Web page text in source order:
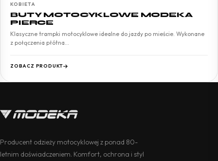
KOBIETA
BUTY MOTOCYKLOWE MODEKA
PIERCE
Klasyczne trampki motocyklowe idealne do jazdy po mieście. Wykonane
z połączenia płótna…
ZOBACZ PRODUKT
Producent odzieży motocyklowej z ponad 80-
letnim doświadczeniem. Komfort, ochrona i styl